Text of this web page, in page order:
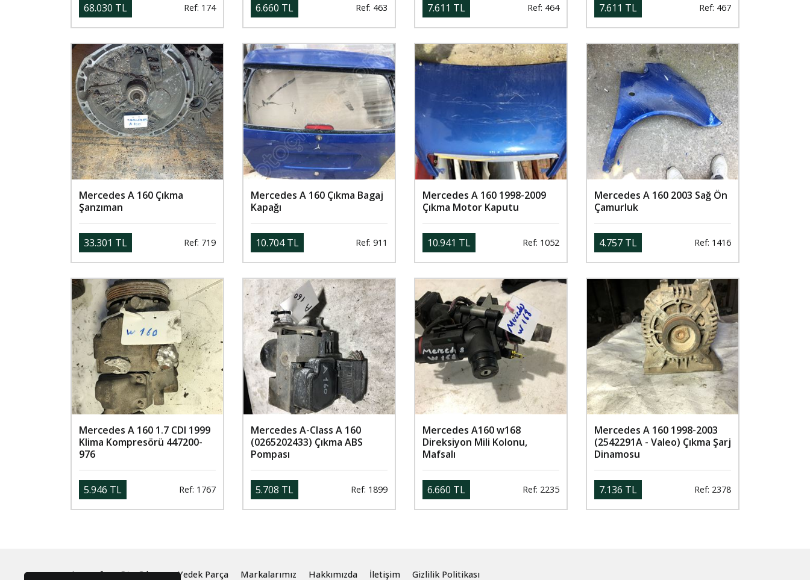
68.030 TL Ref: 174 6.660 TL Ref: 463 7.611 TL Ref: 464 7.611 TL Ref: 467
Mercedes A 160 Çıkma
Şanzıman
33.301 TL Ref: 719
Mercedes A 160 Çıkma Bagaj
Kapağı
10.704 TL Ref: 911
Mercedes A 160 1998-2009
Çıkma Motor Kaputu
10.941 TL Ref: 1052
Mercedes A 160 2003 Sağ Ön
Çamurluk
4.757 TL Ref: 1416
Mercedes A 160 1.7 CDI 1999
Klima Kompresörü 447200-
976
5.946 TL Ref: 1767
Mercedes A-Class A 160
(0265202433) Çıkma ABS
Pompası
5.708 TL Ref: 1899
Mercedes A160 w168
Direksiyon Mili Kolonu,
Mafsalı
6.660 TL Ref: 2235
Mercedes A 160 1998-2003
(2542291A - Valeo) Çıkma Şarj
Dinamosu
7.136 TL Ref: 2378
Anasayfa Oto Çıkma ve Yedek Parça Markalarımız Hakkımızda İletişim Gizlilik Politikası